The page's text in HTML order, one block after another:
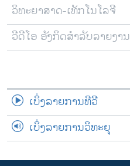
ພາສາຕ່າງໆ
ວິທະຍາສາດ-ເທັກໂນໂລຈີ
ວີດີໂອ ອັງກິດສຳລັບລາຍງານ
ເບິ່ງລາຍການທີວີ
ເບິ່ງລາຍການວິທະຍຸ